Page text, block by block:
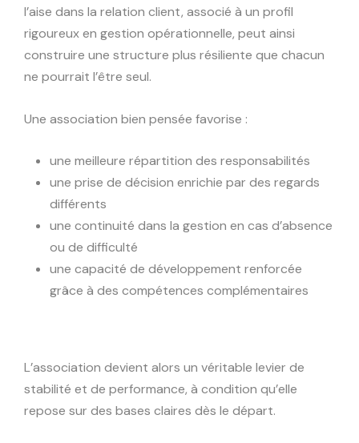
l’aise dans la relation client, associé à un profil
rigoureux en gestion opérationnelle, peut ainsi
construire une structure plus résiliente que chacun
ne pourrait l’être seul.
Une association bien pensée favorise :
une meilleure répartition des responsabilités
une prise de décision enrichie par des regards
différents
une continuité dans la gestion en cas d’absence
ou de difficulté
une capacité de développement renforcée
grâce à des compétences complémentaires
L’association devient alors un véritable levier de
stabilité et de performance, à condition qu’elle
repose sur des bases claires dès le départ.